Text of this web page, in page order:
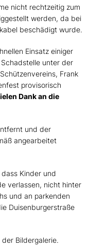
nicht rechtzeitig zum
werden, da bei
beschädigt wurde.
Einsatz einiger
unter der
Frank
provisorisch
Dank an die
und der
angearbeitet
Kinder und
verlassen, nicht hinter
und an parkenden
Duisenburgerstraße
Bildergalerie.